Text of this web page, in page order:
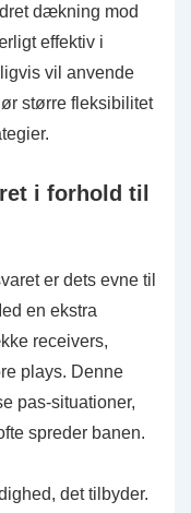
dækning mod
effektiv i
vil anvende
større fleksibilitet
i forhold til
er dets evne til
en ekstra
receivers,
plays. Denne
pas-situationer,
spreder banen.
det tilbyder.